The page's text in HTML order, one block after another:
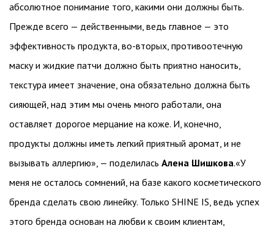
абсолютное понимание того, какими они должны быть.
Прежде всего — действенными, ведь главное — это
эффективность продукта, во-вторых, противоотечную
маску и жидкие патчи должно быть приятно наносить,
текстура имеет значение, она обязательно должна быть
сияющей, над этим мы очень много работали, она
оставляет дорогое мерцание на коже. И, конечно,
продукты должны иметь легкий приятный аромат, и не
вызывать аллергию», — поделилась Алена Шишкова.«У
меня не осталось сомнений, на базе какого косметического
бренда сделать свою линейку. Только SHINE IS, ведь успех
этого бренда основан на любви к своим клиентам,